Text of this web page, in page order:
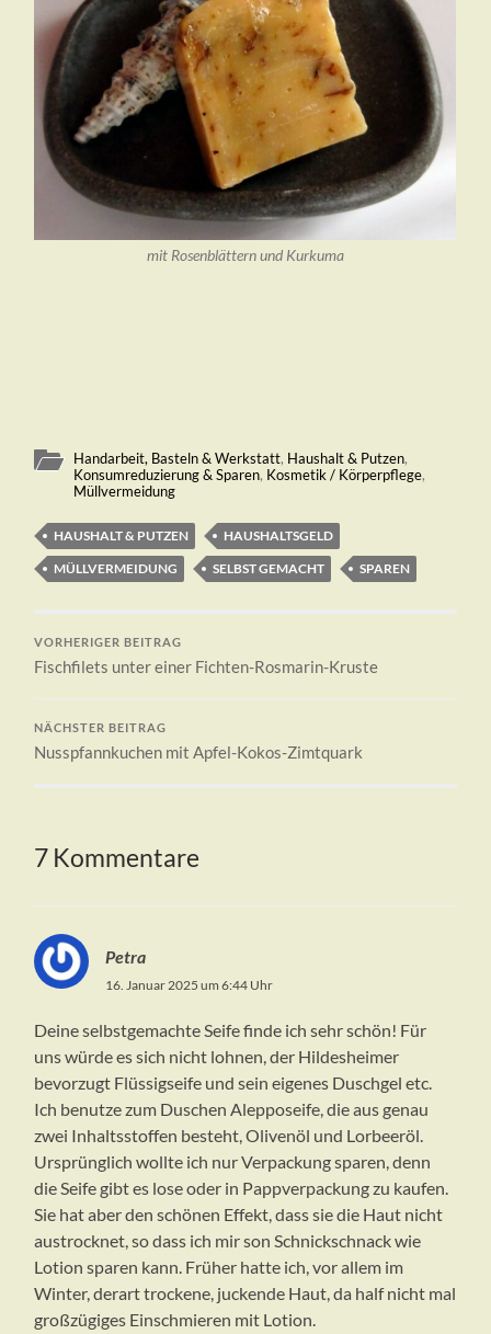
mit Rosenblättern und Kurkuma
Handarbeit, Basteln & Werkstatt, Haushalt & Putzen,
Konsumreduzierung & Sparen, Kosmetik / Körperpflege,
Müllvermeidung
HAUSHALT & PUTZEN
HAUSHALTSGELD
MÜLLVERMEIDUNG
SELBST GEMACHT SPAREN
VORHERIGER BEITRAG
Fischfilets unter einer Fichten-Rosmarin-Kruste
NÄCHSTER BEITRAG
Nusspfannkuchen mit Apfel-Kokos-Zimtquark
7 Kommentare
Petra
16. Januar 2025 um 6:44 Uhr
Deine selbstgemachte Seife finde ich sehr schön! Für
uns würde es sich nicht lohnen, der Hildesheimer
bevorzugt Flüssigseife und sein eigenes Duschgel etc.
Ich benutze zum Duschen Alepposeife, die aus genau
zwei Inhaltsstoffen besteht, Olivenöl und Lorbeeröl.
Ursprünglich wollte ich nur Verpackung sparen, denn
die Seife gibt es lose oder in Pappverpackung zu kaufen.
Sie hat aber den schönen Effekt, dass sie die Haut nicht
austrocknet, so dass ich mir son Schnickschnack wie
Lotion sparen kann. Früher hatte ich, vor allem im
Winter, derart trockene, juckende Haut, da half nicht mal
großzügiges Einschmieren mit Lotion.